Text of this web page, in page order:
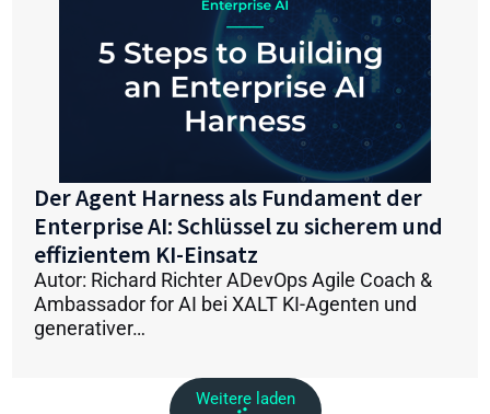
Der Agent Harness als Fundament der
Enterprise AI: Schlüssel zu sicherem und
effizientem KI-Einsatz
Autor: Richard Richter ADevOps Agile Coach &
Ambassador for AI bei XALT KI-Agenten und
generativer…
Weitere laden